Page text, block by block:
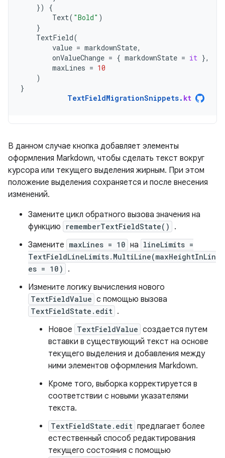
})
{
Text( "Bold" )
}
TextField(
value = markdownState,
onValueChange = { markdownState = it },
maxLines = 10
)
}
TextFieldMigrationSnippets. kt
В данном случае кнопка добавляет элементы
оформления Markdown, чтобы сделать текст вокруг
курсора или текущего выделения жирным. При этом
положение выделения сохраняется и после внесения
изменений.
Замените цикл обратного вызова значения на
функцию
rememberTextFieldState()
.
Замените maxLines = 10 на lineLimits =
TextFieldLineLimits.MultiLine(maxHeightInLin
es = 10)
.
Измените логику вычисления нового
TextFieldValue с помощью вызова
TextFieldState.edit .
Новое TextFieldValue создается путем
вставки в существующий текст на основе
текущего выделения и добавления между
ними элементов оформления Markdown.
Кроме того, выборка корректируется в
соответствии с новыми указателями
текста.
TextFieldState.edit предлагает более
естественный способ редактирования
текущего состояния с помощью